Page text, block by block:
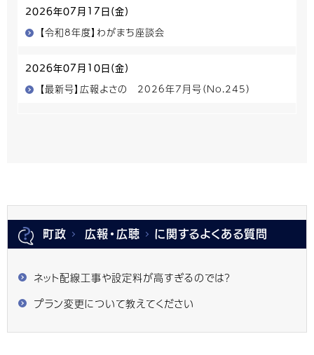
2026年07月17日(金)
【令和8年度】わがまち座談会
2026年07月10日(金)
【最新号】広報よさの 2026年7月号（No.245）
町政 広報・広聴 に関するよくある質問
ネット配線工事や設定料が高すぎるのでは？
プラン変更について教えてください